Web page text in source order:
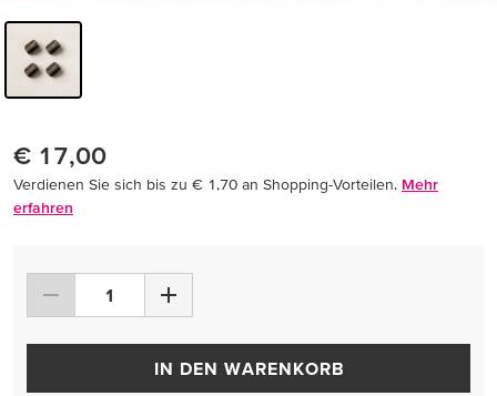
€ 17,00
Verdienen Sie sich bis zu € 1,70 an Shopping-Vorteilen. Mehr
erfahren
IN DEN WARENKORB